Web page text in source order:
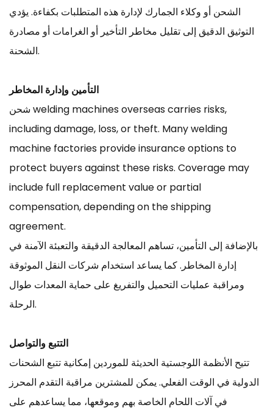
الشحن أو وكلاء الجمارك لإدارة هذه المتطلبات بكفاءة. يؤدي
التوثيق الدقيق إلى تقليل مخاطر التأخير أو الغرامات أو مصادرة
الشحنة.
التأمين وإدارة المخاطر
شحن welding machines overseas carries risks,
including damage, loss, or theft. Many welding
machine factories provide insurance options to
protect buyers against these risks. Coverage may
include full replacement value or partial
compensation, depending on the shipping
agreement.
بالإضافة إلى التأمين، تساهم المعالجة الدقيقة والتعبئة الآمنة في
إدارة المخاطر. كما يساعد استخدام شركات النقل الموثوقة
ومراقبة عمليات التحميل والتفريغ على حماية المعدات طوال
الرحلة.
التتبع والتواصل
تتيح الأنظمة اللوجستية الحديثة للموردين إمكانية تتبع الشحنات
الدولية في الوقت الفعلي. يمكن للمشترين مراقبة التقدم المحرز
في آلات اللحام الخاصة بهم وموقعها، مما يساعدهم على